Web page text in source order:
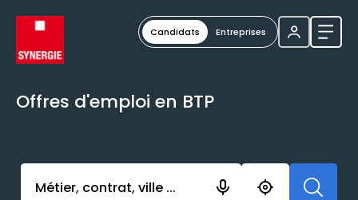
Candidats Entreprises
Offres d'emploi en BTP
Activer l’élément pour lancer l’enregistrement.